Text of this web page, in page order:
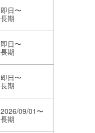
即日〜
長期
即日〜
長期
即日〜
長期
2026/09/01〜
長期